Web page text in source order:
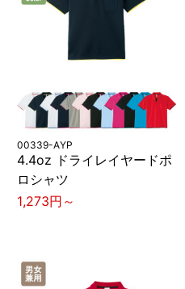
00339-AYP
4.4oz ドライレイヤードポ
ロシャツ
1,273円～